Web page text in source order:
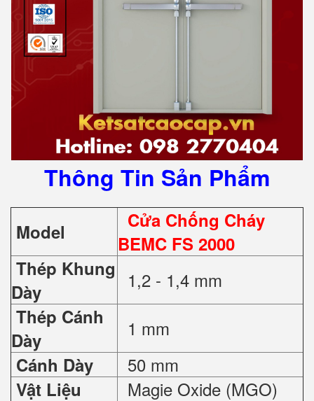
Thông Tin Sản Phẩm
Model
Cửa Chống Cháy
BEMC FS 2000
Thép Khung
Dày
1,2 - 1,4 mm
Thép Cánh
Dày
1 mm
Cánh Dày 50 mm
Vật Liệu
Magie Oxide (MGO)